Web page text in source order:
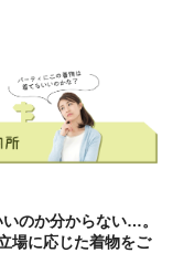
のか分からない…。
場に応じた着物をご